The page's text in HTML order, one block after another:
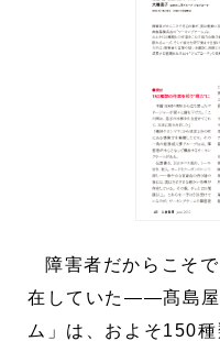
障害者だからこそ
在していた――髙島屋
ム」は、およそ150